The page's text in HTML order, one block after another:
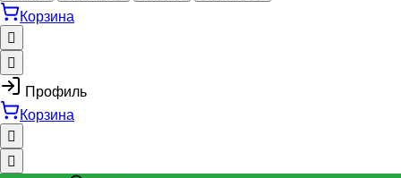
Корзина
Профиль
Корзина